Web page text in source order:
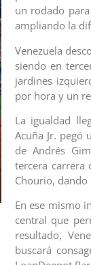
un rodado
ampliando la
Venezuela
siendo en
jardines
por hora y un
La igualdad
Acuña Jr.
de Andrés
tercera carrera
Chourio,
En ese mismo
central que
resultado,
buscará